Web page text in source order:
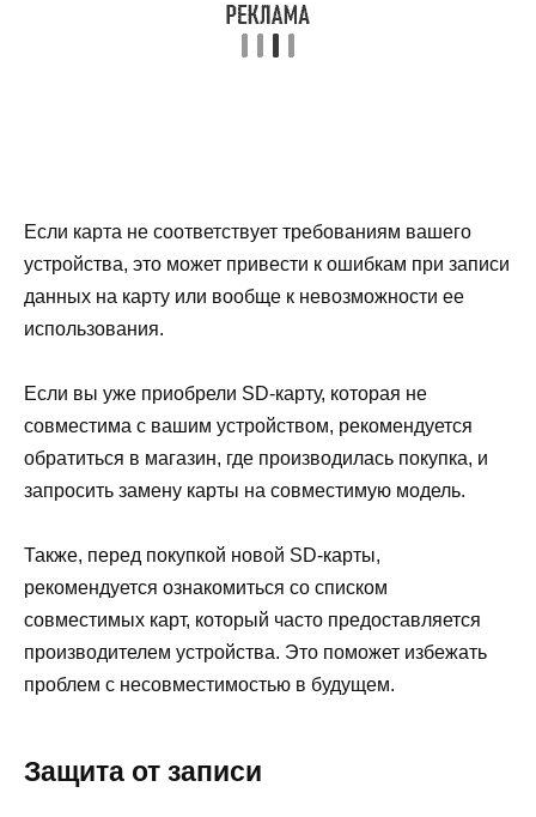
Если карта не соответствует требованиям вашего
устройства, это может привести к ошибкам при записи
данных на карту или вообще к невозможности ее
использования.
Если вы уже приобрели SD-карту, которая не
совместима с вашим устройством, рекомендуется
обратиться в магазин, где производилась покупка, и
запросить замену карты на совместимую модель.
Также, перед покупкой новой SD-карты,
рекомендуется ознакомиться со списком
совместимых карт, который часто предоставляется
производителем устройства. Это поможет избежать
проблем с несовместимостью в будущем.
Защита от записи